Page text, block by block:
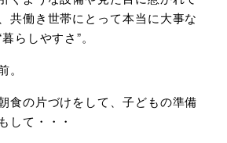
共働き世帯にとって本当に大事な
らしやすさ”。
食の片づけをして、子どもの準備
して・・・